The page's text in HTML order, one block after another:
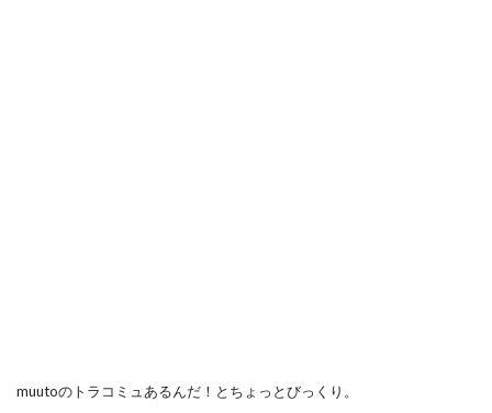
muutoのトラコミュあるんだ！とちょっとびっくり。